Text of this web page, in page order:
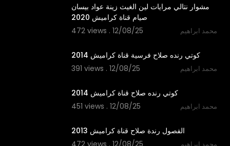
مشوار نتالي مرايات لين الغيث زينة عواد بيسان
صيام قناة كراميش 2020
472 views . 12/08/25
محمد ابراهيم
كوتي رنده صلاح فرسية قناة كراميش 2014
391 views . 12/08/25
محمد ابراهيم
كوتي رنده صلاح قناة كراميش 2014
451 views . 12/08/25
محمد ابراهيم
الفصول رندة صلاح قناة كراميش 2013
472 views . 12/08/25